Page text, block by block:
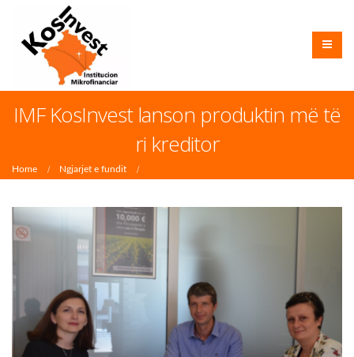
IMF KosInvest lanson produktin më të
ri kreditor
Home Ngjarjet e fundit